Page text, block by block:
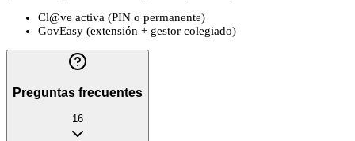
Cl@ve activa (PIN o permanente)
GovEasy (extensión + gestor colegiado)
Preguntas frecuentes
16